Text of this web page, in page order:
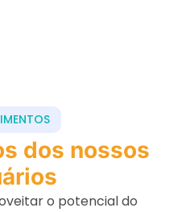
dos nossos
o potencial do